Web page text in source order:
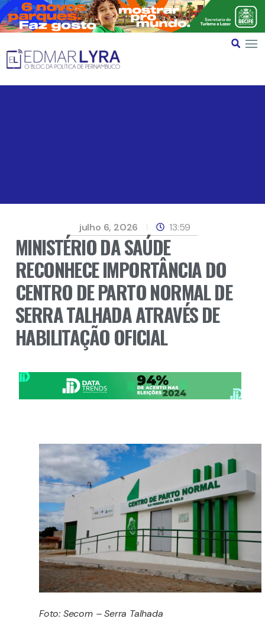
julho 6, 2026 13:59
MINISTÉRIO DA SAÚDE
RECONHECE IMPORTÂNCIA DO
CENTRO DE PARTO NORMAL DE
SERRA TALHADA ATRAVÉS DE
HABILITAÇÃO OFICIAL
Foto: Secom – Serra Talhada